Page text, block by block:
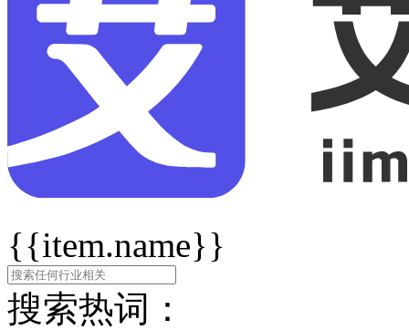
{{item.name}}
搜索热词：